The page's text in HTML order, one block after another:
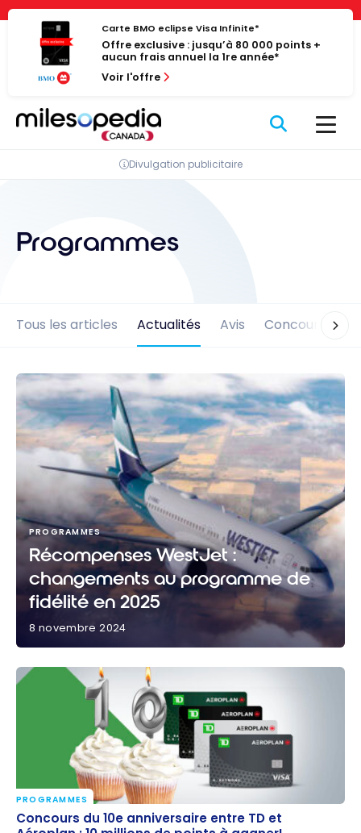
Panneau de gestion des cookies
Passer
contenu
Carte BMO eclipse Visa Infinite*
Offre exclusive : jusqu’à 80 000 points +
aucun frais annuel la 1re année*
Voir l'offre
Divulgation publicitaire
Programmes
Tous les articles Actualités Avis Concours
programme de fidélité en 2025
PROGRAMMES
Récompenses WestJet :
changements au programme de
fidélité en 2025
8 novembre 2024
Concours du 10e anniversaire entre TD et Aéroplan :
PROGRAMMES
Concours du 10e anniversaire entre TD et